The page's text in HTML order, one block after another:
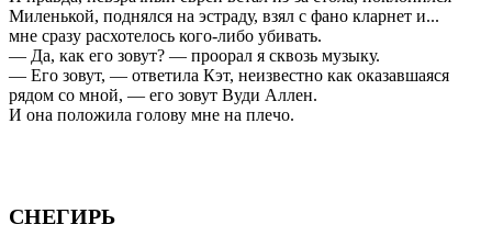
Миленькой, поднялся на эстраду, взял с фано кларнет и...
мне сразу расхотелось кого-либо убивать.
— Да, как его зовут? — проорал я сквозь музыку.
— Его зовут, — ответила Кэт, неизвестно как оказавшаяся
рядом со мной, — его зовут Вуди Аллен.
И она положила голову мне на плечо.
СНЕГИРЬ